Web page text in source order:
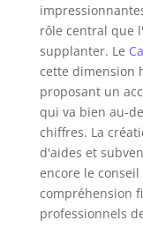
rôle central que
supplanter. Le
cette dimension
proposant un
qui va bien au-
chiffres. La
d'aides et
encore le
compréhension
professionnels